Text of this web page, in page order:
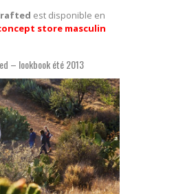
est disponible en
store masculin
– lookbook été 2013